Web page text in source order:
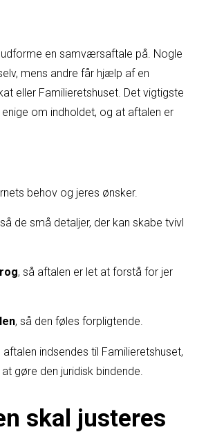
en samværsaftale på. Nogle
mens andre får hjælp af en
eller Familieretshuset. Det vigtigste
om indholdet, og at aftalen er
behov og jeres ønsker.
de små detaljer, der kan skabe tvivl
, så aftalen er let at forstå for jer
, så den føles forpligtende.
indsendes til Familieretshuset,
gøre den juridisk bindende.
skal justeres